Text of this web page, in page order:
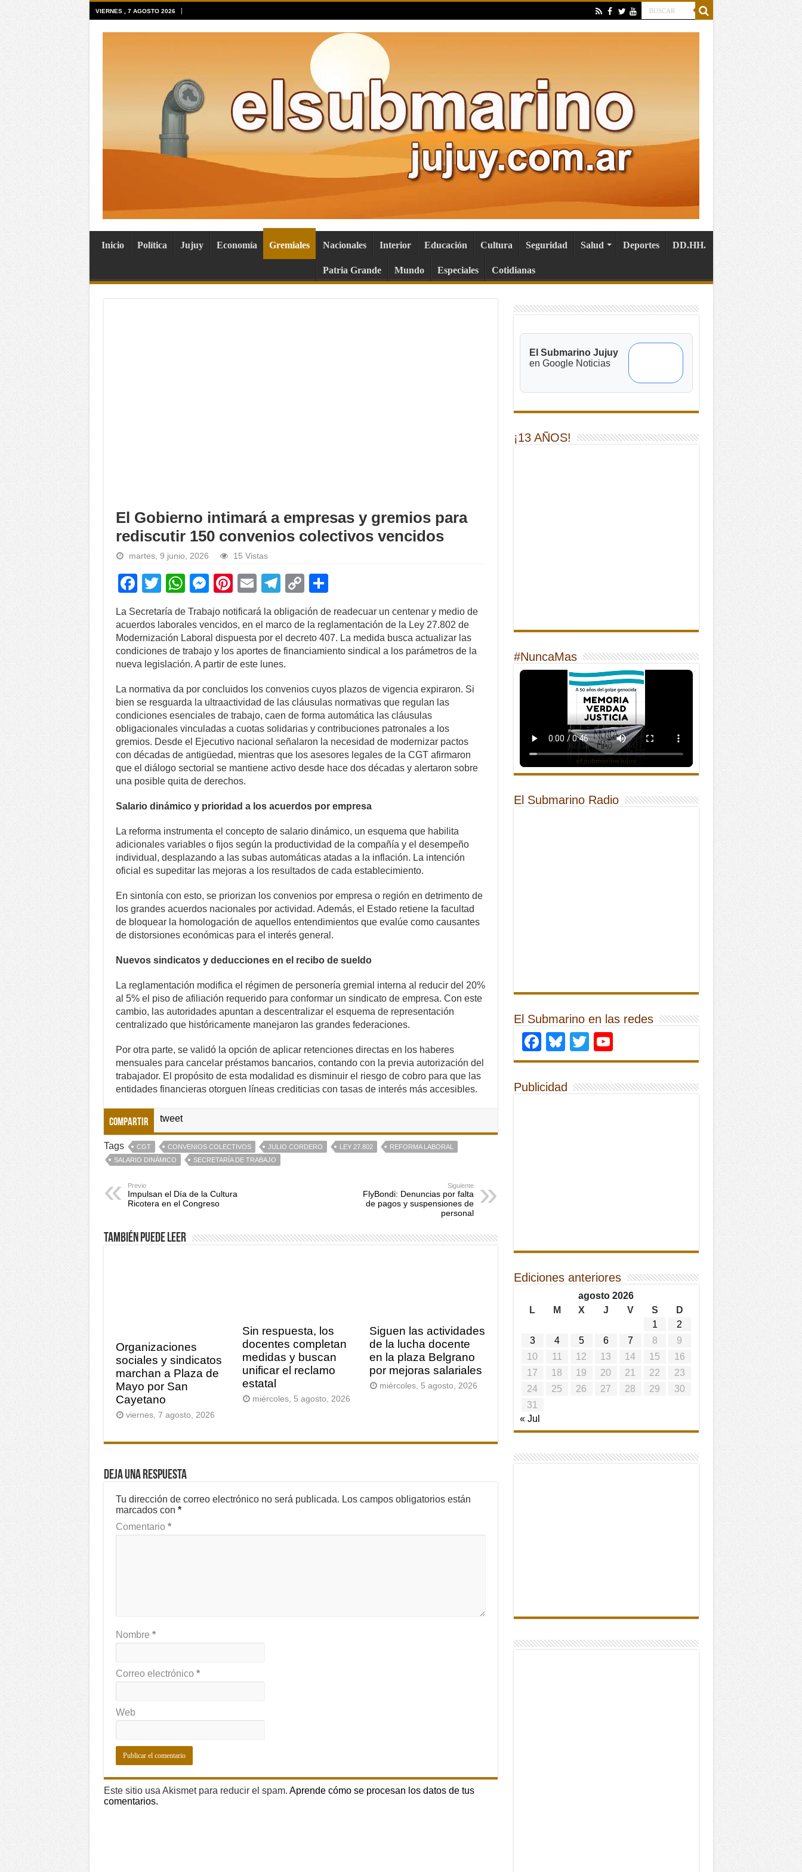
VIERNES , 7 AGOSTO 2026
Inicio Política Jujuy Economía Gremiales Nacionales Interior Educación Cultura Seguridad Salud Deportes DD.HH.
Patria Grande Mundo Especiales Cotidianas
El Gobierno intimará a empresas y gremios para
rediscutir 150 convenios colectivos vencidos
martes, 9 junio, 2026 15 Vistas
F
c
e
b
o
k
T
wi
tt
er
W
h
at
s
A
p
M
e
ss
e
n
er
Pi
nt
er
e
st
E
m
ail
T
el
e
gr
a
C
o
p
y
Li
k
ar
e
La Secretaría de Trabajo notificará la obligación de readecuar un centenar y medio de
acuerdos laborales vencidos, en el marco de la reglamentación de la Ley 27.802 de
Modernización Laboral dispuesta por el decreto 407. La medida busca actualizar las
condiciones de trabajo y los aportes de financiamiento sindical a los parámetros de la
nueva legislación. A partir de este lunes.
La normativa da por concluidos los convenios cuyos plazos de vigencia expiraron. Si
bien se resguarda la ultraactividad de las cláusulas normativas que regulan las
condiciones esenciales de trabajo, caen de forma automática las cláusulas
obligacionales vinculadas a cuotas solidarias y contribuciones patronales a los
gremios. Desde el Ejecutivo nacional señalaron la necesidad de modernizar pactos
con décadas de antigüedad, mientras que los asesores legales de la CGT afirmaron
que el diálogo sectorial se mantiene activo desde hace dos décadas y alertaron sobre
una posible quita de derechos.
Salario dinámico y prioridad a los acuerdos por empresa
La reforma instrumenta el concepto de salario dinámico, un esquema que habilita
adicionales variables o fijos según la productividad de la compañía y el desempeño
individual, desplazando a las subas automáticas atadas a la inflación. La intención
oficial es supeditar las mejoras a los resultados de cada establecimiento.
En sintonía con esto, se priorizan los convenios por empresa o región en detrimento de
los grandes acuerdos nacionales por actividad. Además, el Estado retiene la facultad
de bloquear la homologación de aquellos entendimientos que evalúe como causantes
de distorsiones económicas para el interés general.
Nuevos sindicatos y deducciones en el recibo de sueldo
La reglamentación modifica el régimen de personería gremial interna al reducir del 20%
al 5% el piso de afiliación requerido para conformar un sindicato de empresa. Con este
cambio, las autoridades apuntan a descentralizar el esquema de representación
centralizado que históricamente manejaron las grandes federaciones.
Por otra parte, se validó la opción de aplicar retenciones directas en los haberes
mensuales para cancelar préstamos bancarios, contando con la previa autorización del
trabajador. El propósito de esta modalidad es disminuir el riesgo de cobro para que las
entidades financieras otorguen líneas crediticias con tasas de interés más accesibles.
Compartir tweet
Tags CGT CONVENIOS COLECTIVOS JULIO CORDERO LEY 27.802
REFORMA LABORAL
SALARIO DINÁMICO
SECRETARÍA DE TRABAJO
Previo
Impulsan el Día de la Cultura
Ricotera en el Congreso
Siguiente
FlyBondi: Denuncias por falta
de pagos y suspensiones de
personal
También puede leer
Organizaciones
sociales y sindicatos
marchan a Plaza de
Mayo por San
Cayetano
viernes, 7 agosto, 2026
Sin respuesta, los
docentes completan
medidas y buscan
unificar el reclamo
estatal
miércoles, 5 agosto, 2026
Siguen las actividades
de la lucha docente
en la plaza Belgrano
por mejoras salariales
miércoles, 5 agosto, 2026
Deja una respuesta
Tu dirección de correo electrónico no será publicada. Los campos obligatorios están
marcados con *
Comentario *
Nombre *
Correo electrónico *
Web
Este sitio usa Akismet para reducir el spam. Aprende cómo se procesan los datos de tus
comentarios.
El Submarino Jujuy
en Google Noticias
¡13 AÑOS!
#NuncaMas
El Submarino Radio
El Submarino en las redes
Facebook
Bluesky
Twitter
Publicidad
Ediciones anteriores
agosto 2026
L
M X J V S
D
1
2
3
4 5 6 7 8
9
10
11 12 13 14 15
16
17
18 19 20 21 22
23
24
25 26 27 28 29
30
31
« Jul